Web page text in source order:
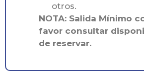
otros.
NOTA: Salida Mínimo
favor consultar
de reservar.